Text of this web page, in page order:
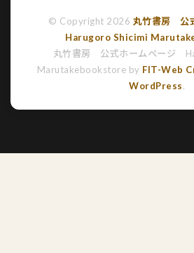
© Copyright 2026 丸竹書房 公
Harugoro Shicimi
丸竹書房 公式ホームページ
Marutakebookstore by FIT-Web
WordPress.